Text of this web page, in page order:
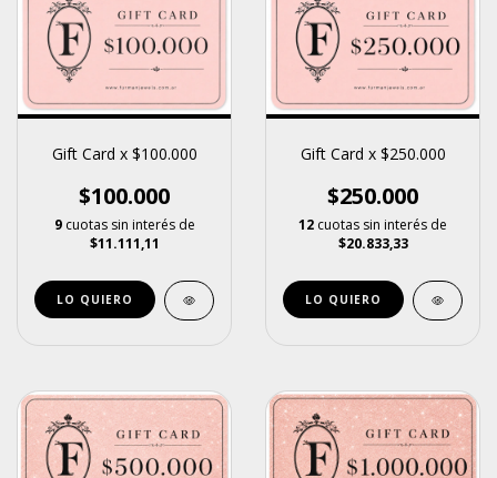
Gift Card x $100.000
$100.000
9 cuotas sin interés de
$11.111,11
LO QUIERO
Gift Card x $250.000
$250.000
12 cuotas sin interés de
$20.833,33
LO QUIERO